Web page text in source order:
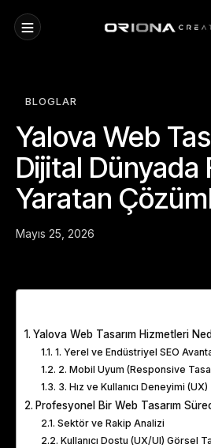
BLOGLAR
Yalova Web
Dijital Dünyada
Yaratan
Mayıs 25, 2026
Yalova Web Tasarım Hizmetleri
1. Yerel ve Endüstriyel SEO
2. Mobil Uyum (Responsive
3. Hız ve Kullanıcı Deneyimi (UX)
Profesyonel Bir Web Tasarım
Sektör ve Rakip Analizi
Kullanıcı Dostu (UX/UI) Görsel